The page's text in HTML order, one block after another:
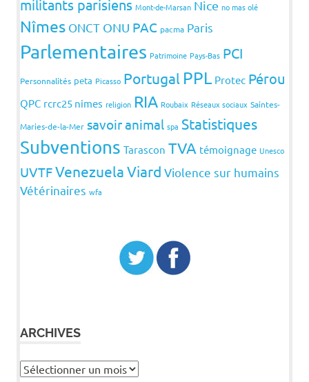
militants parisiens Mont-de-Marsan Nice no mas olé
Nîmes ONCT ONU PAC pacma Paris
Parlementaires Patrimoine Pays-Bas PCI
Personnalités peta Picasso Portugal PPL Protec Pérou
QPC rcrc25 nimes religion RIA Roubaix Réseaux sociaux Saintes-
Maries-de-la-Mer savoir animal spa Statistiques
Subventions Tarascon TVA témoignage Unesco
UVTFVenezuelaViard Violence sur humains
Vétérinaires wfa
ARCHIVES
Archives